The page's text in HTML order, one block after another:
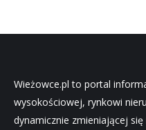
Wieżowce.pl to portal
wysokościowej, rynkowi
dynamicznie zmieniającej